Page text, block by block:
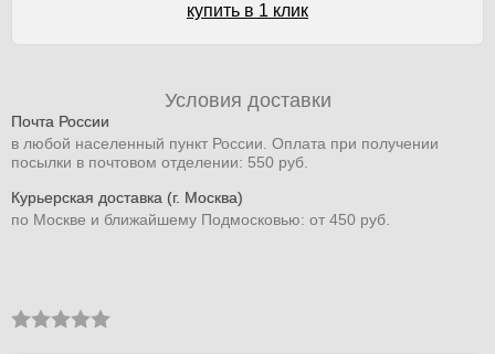
купить в 1 клик
Условия доставки
Почта России
в любой населенный пункт России. Оплата при получении
посылки в почтовом отделении: 550 руб.
Курьерская доставка (г. Москва)
по Москве и ближайшему Подмосковью: от 450 руб.